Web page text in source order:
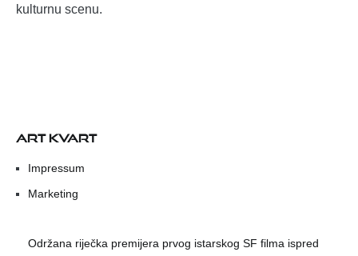
kulturnu scenu.
ART KVART
Impressum
Marketing
Održana riječka premijera prvog istarskog SF filma ispred